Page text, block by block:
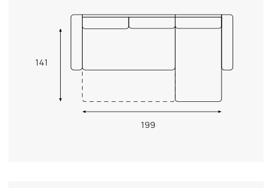
141
199